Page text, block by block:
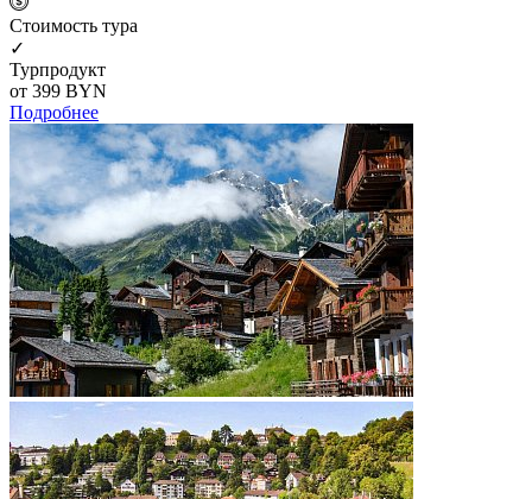
Cтоимость тура
✓
Турпродукт
от 399 BYN
Подробнее